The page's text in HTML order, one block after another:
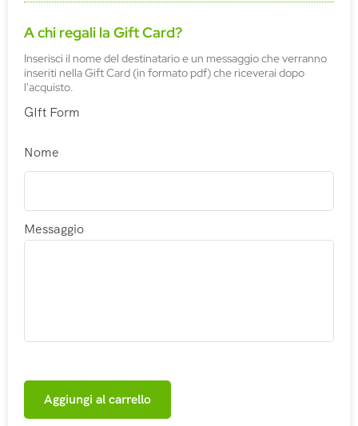
A chi regali la Gift Card?
Inserisci il nome del destinatario e un messaggio che verranno
inseriti nella Gift Card (in formato pdf) che riceverai dopo
l'acquisto.
GIft Form
Nome
Messaggio
Aggiungi al carrello